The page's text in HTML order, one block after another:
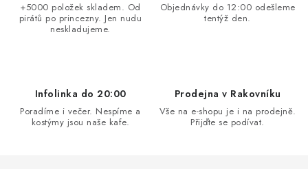
+5000 položek skladem. Od
pirátů po princezny. Jen nudu
neskladujeme.
Objednávky do 12:00 odešleme
tentýž den.
Infolinka do 20:00
Poradíme i večer. Nespíme a
kostýmy jsou naše kafe.
Prodejna v Rakovníku
Vše na e-shopu je i na prodejně.
Přijďte se podívat.